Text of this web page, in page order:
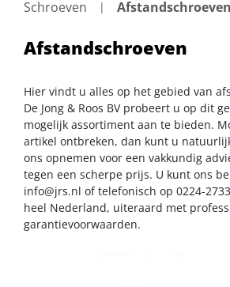
Schroeven
Afstandschroeven
Afstandschroeven
Hier vindt u alles op het gebied van
De Jong & Roos BV probeert u op dit
mogelijk assortiment aan te bieden.
artikel ontbreken, dan kunt u
ons opnemen voor een vakkundig
tegen een scherpe prijs. U kunt ons
info@jrs.nl of telefonisch op 0224-
heel Nederland, uiteraard met
garantievoorwaarden.